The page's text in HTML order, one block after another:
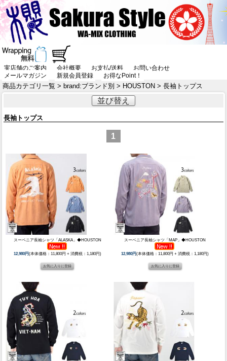
実店舗のご案内 会社概要 お支払/送料
お問い合わせ
メールマガジン
新規会員登録 お得なPoint！
商品カテゴリ一覧 > brand:ブランド別 > HOUSTON > 長袖トップス
並び替え
長袖トップス
1
スーベニア長袖シャツ「ALASKA」◆HOUSTON
12,980円(本体価格：11,800円 + 消費税：1,180円)
スーベニア長袖シャツ「MAP」◆HOUSTON
12,980円(本体価格：11,800円 + 消費税：1,180円)